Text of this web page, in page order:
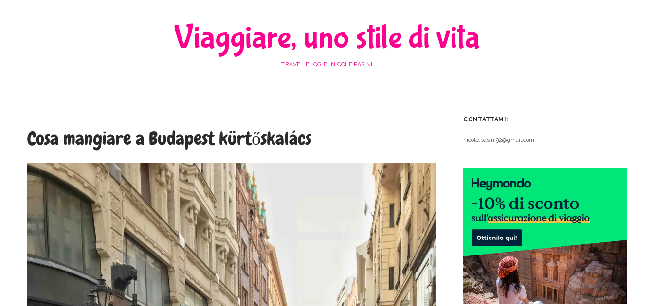
Viaggiare, uno stile di vita
TRAVEL BLOG DI NICOLE PASINI
Cosa mangiare a Budapest kürtőskalács
CONTATTAMI:
nicole.pasini92@gmail.com